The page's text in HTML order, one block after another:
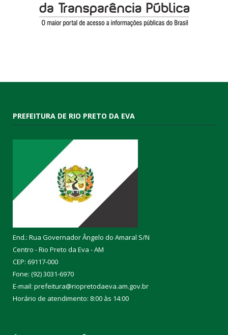
PREFEITURA DE RIO PRETO DA EVA
End.: Rua Governador Ângelo do Amaral S/N
Centro - Rio Preto da Eva - AM
CEP: 69117-000
Fone: (92) 3031-6970
E-mail: prefeitura@riopretodaeva.am.gov.br
Horário de atendimento: 8:00 às 14:00